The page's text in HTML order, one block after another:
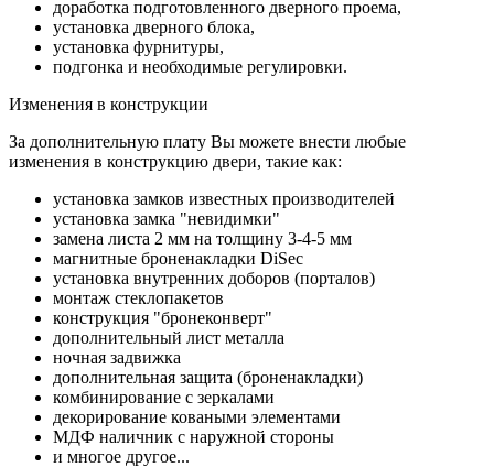
доработка подготовленного дверного проема,
установка дверного блока,
установка фурнитуры,
подгонка и необходимые регулировки.
Изменения в конструкции
За дополнительную плату Вы можете внести любые
изменения в конструкцию двери, такие как:
установка замков известных производителей
установка замка "невидимки"
замена листа 2 мм на толщину 3-4-5 мм
магнитные броненакладки DiSec
установка внутренних доборов (порталов)
монтаж стеклопакетов
конструкция "бронеконверт"
дополнительный лист металла
ночная задвижка
дополнительная защита (броненакладки)
комбинирование с зеркалами
декорирование коваными элементами
МДФ наличник с наружной стороны
и многое другое...